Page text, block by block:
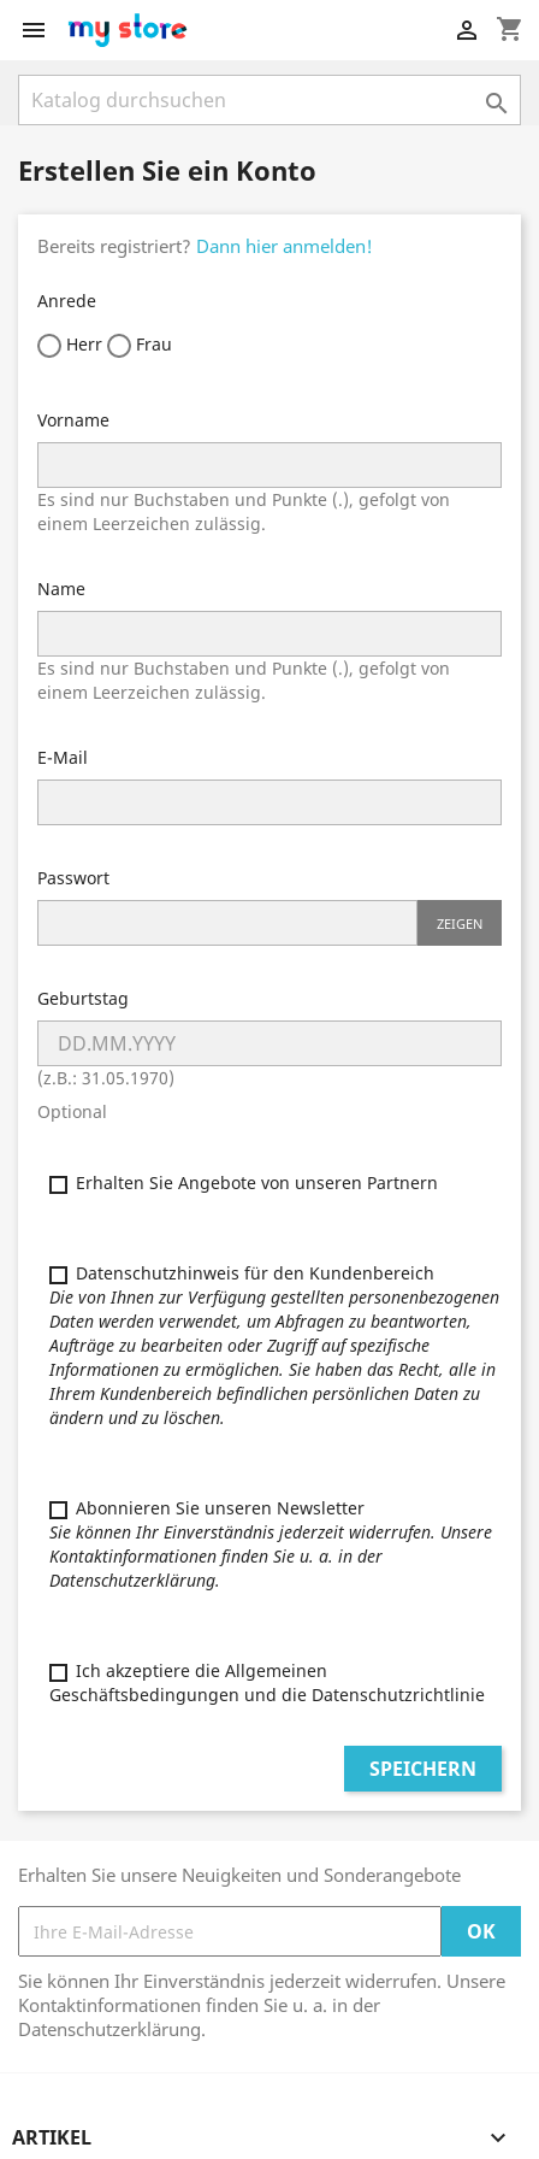
 shopping_cart


Erstellen Sie ein Konto
Bereits registriert? Dann hier anmelden!
Anrede
Herr
Frau
Vorname
Es sind nur Buchstaben und Punkte (.), gefolgt von
einem Leerzeichen zulässig.
Name
Es sind nur Buchstaben und Punkte (.), gefolgt von
einem Leerzeichen zulässig.
E-Mail
Passwort
ZEIGEN
Geburtstag
(z.B.: 31.05.1970)
Optional
Erhalten Sie Angebote von unseren Partnern
Datenschutzhinweis für den Kundenbereich
Die von Ihnen zur Verfügung gestellten personenbezogenen
Daten werden verwendet, um Abfragen zu beantworten,
Aufträge zu bearbeiten oder Zugriff auf spezifische
Informationen zu ermöglichen. Sie haben das Recht, alle in
Ihrem Kundenbereich befindlichen persönlichen Daten zu
ändern und zu löschen.
Abonnieren Sie unseren Newsletter
Sie können Ihr Einverständnis jederzeit widerrufen. Unsere
Kontaktinformationen finden Sie u. a. in der
Datenschutzerklärung.
Ich akzeptiere die Allgemeinen
Geschäftsbedingungen und die Datenschutzrichtlinie
SPEICHERN
Erhalten Sie unsere Neuigkeiten und Sonderangebote
Sie können Ihr Einverständnis jederzeit widerrufen. Unsere
Kontaktinformationen finden Sie u. a. in der
Datenschutzerklärung.
ARTIKEL 